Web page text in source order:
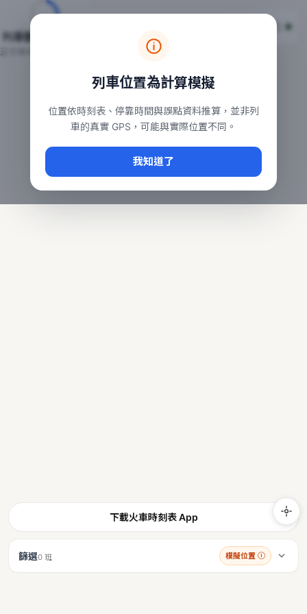
台鐵列車即時位置地圖
本頁顯示目前全台鐵運行中的列車位置，涵蓋自強、普悠瑪、
常用查詢：
、台中車站即時動態
台鐵即時動態
下載火車時刻表 App
篩選0 班 模擬位置 ⓘ
列車位置為計算模擬
位置依時刻表、停靠時間與誤點資料推算，並非列
車的真實 GPS，可能與實際位置不同。
我知道了
列車動態載入中…